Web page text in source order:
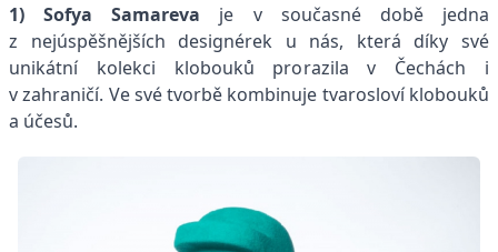
1)Sofya Samareva je v současné době jedna
z nejúspěšnějších designérek u nás, která díky své
unikátní kolekci klobouků prorazila v Čechách i
v zahraničí. Ve své tvorbě kombinuje tvarosloví klobouků
a účesů.